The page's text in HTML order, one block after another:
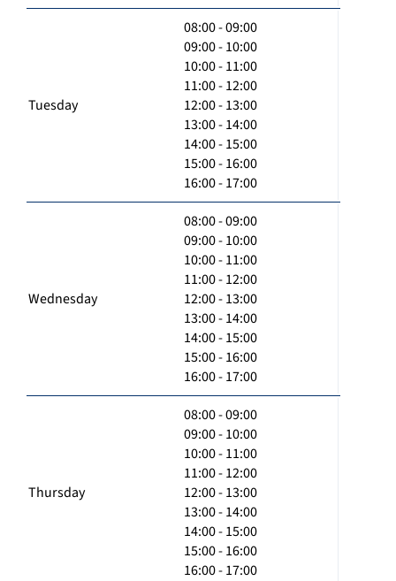
Tuesday
08:00 - 09:00
09:00 - 10:00
10:00 - 11:00
11:00 - 12:00
12:00 - 13:00
13:00 - 14:00
14:00 - 15:00
15:00 - 16:00
16:00 - 17:00
Wednesday
08:00 - 09:00
09:00 - 10:00
10:00 - 11:00
11:00 - 12:00
12:00 - 13:00
13:00 - 14:00
14:00 - 15:00
15:00 - 16:00
16:00 - 17:00
Thursday
08:00 - 09:00
09:00 - 10:00
10:00 - 11:00
11:00 - 12:00
12:00 - 13:00
13:00 - 14:00
14:00 - 15:00
15:00 - 16:00
16:00 - 17:00